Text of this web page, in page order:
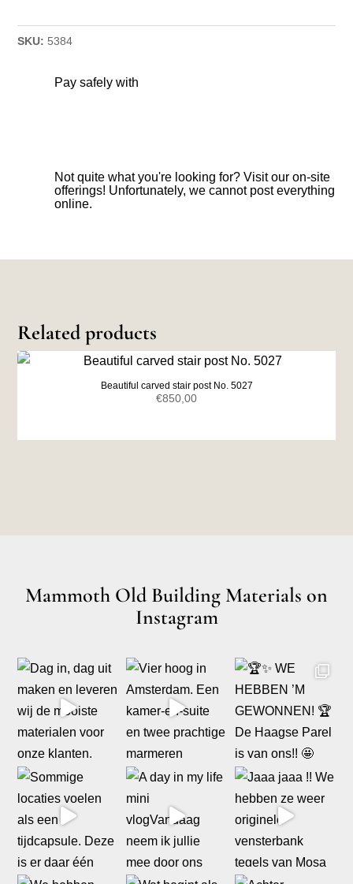
SKU: 5384
Pay safely with
Not quite what you're looking for? Visit our on-site
offerings! Unfortunately, we cannot post everything
online.
Related products
Beautiful carved stair post No. 5027
€850,00
Mammoth Old Building Materials on
Instagram